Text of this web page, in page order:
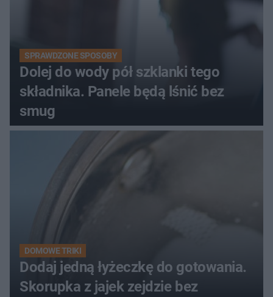
SPRAWDZONE SPOSOBY
Dolej do wody pół szklanki tego
składnika. Panele będą lśnić bez
smug
DOMOWE TRIKI
Dodaj jedną łyżeczkę do gotowania.
Skorupka z jajek zejdzie bez